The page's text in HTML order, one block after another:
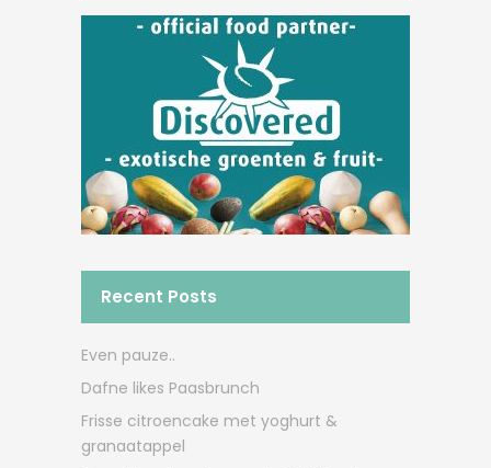
Recent Posts
Even pauze..
Dafne likes Paasbrunch
Frisse citroencake met yoghurt &
granaatappel